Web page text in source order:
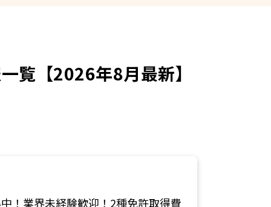
覧【2026年8月最新】
！業界未経験歓迎！2種免許取得費